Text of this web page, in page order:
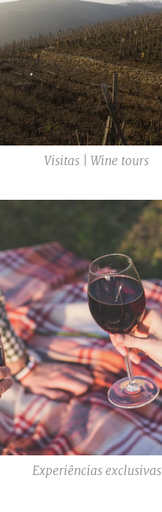
Visitas | Wine tours
Experiências exclusivas